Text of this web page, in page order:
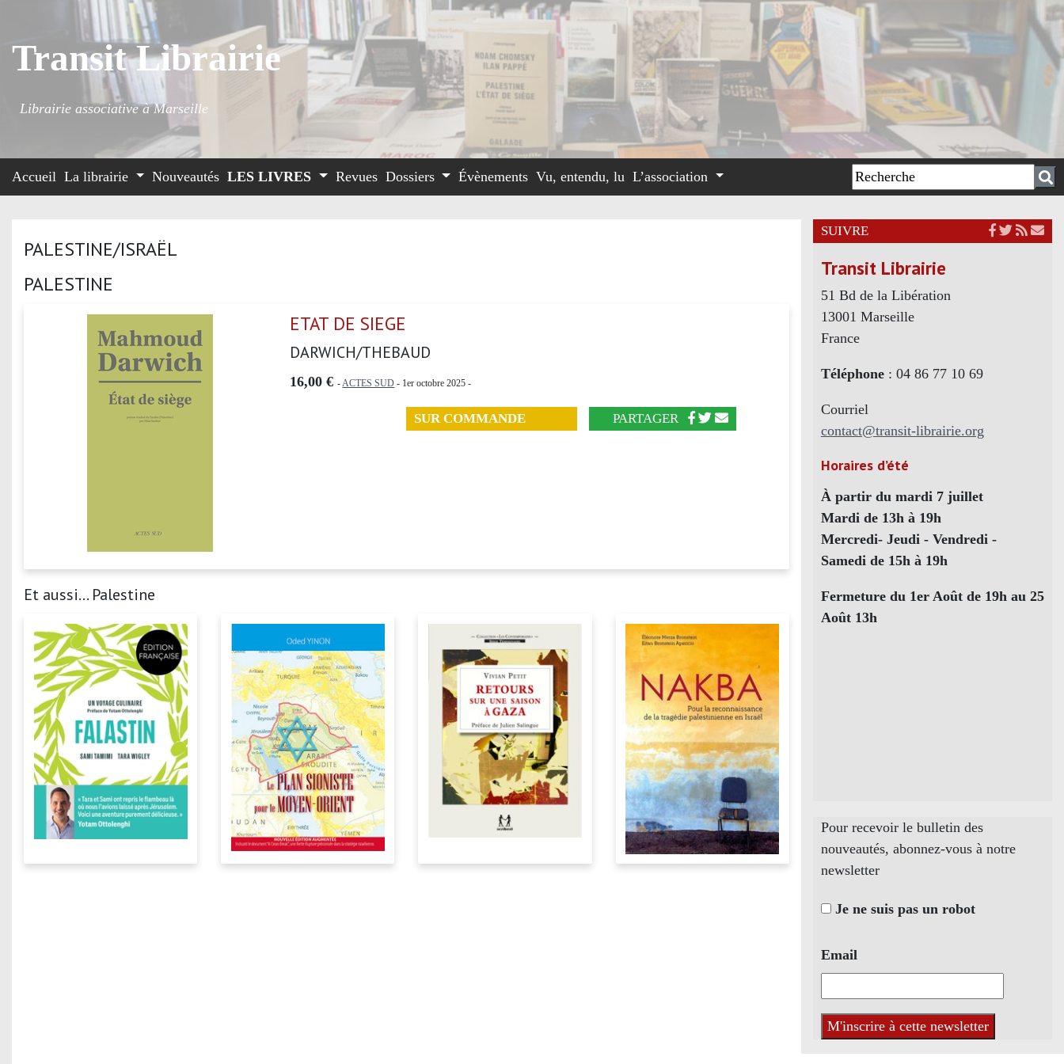
Transit Librairie
Librairie associative à Marseille
Accueil La librairie Nouveautés LES LIVRES Revues Dossiers Évènements Vu, entendu, lu L’association
PALESTINE/ISRAËL
PALESTINE
ETAT DE SIEGE
DARWICH/THEBAUD
16,00 € -ACTES SUD - 1er octobre 2025 -
SUR COMMANDE PARTAGER
Et aussi... Palestine
SUIVRE
Transit Librairie
51 Bd de la Libération
13001 Marseille
France
Téléphone: 04 86 77 10 69
Courriel
contact@transit-librairie.org
Horaires d’été
À partir du mardi 7 juillet
Mardi de 13h à 19h
Mercredi- Jeudi - Vendredi -
Samedi de 15h à 19h
Fermeture du 1er Août de 19h au 25
Août 13h
Pour recevoir le bulletin des
nouveautés, abonnez-vous à notre
newsletter
Je ne suis pas un robot
Email